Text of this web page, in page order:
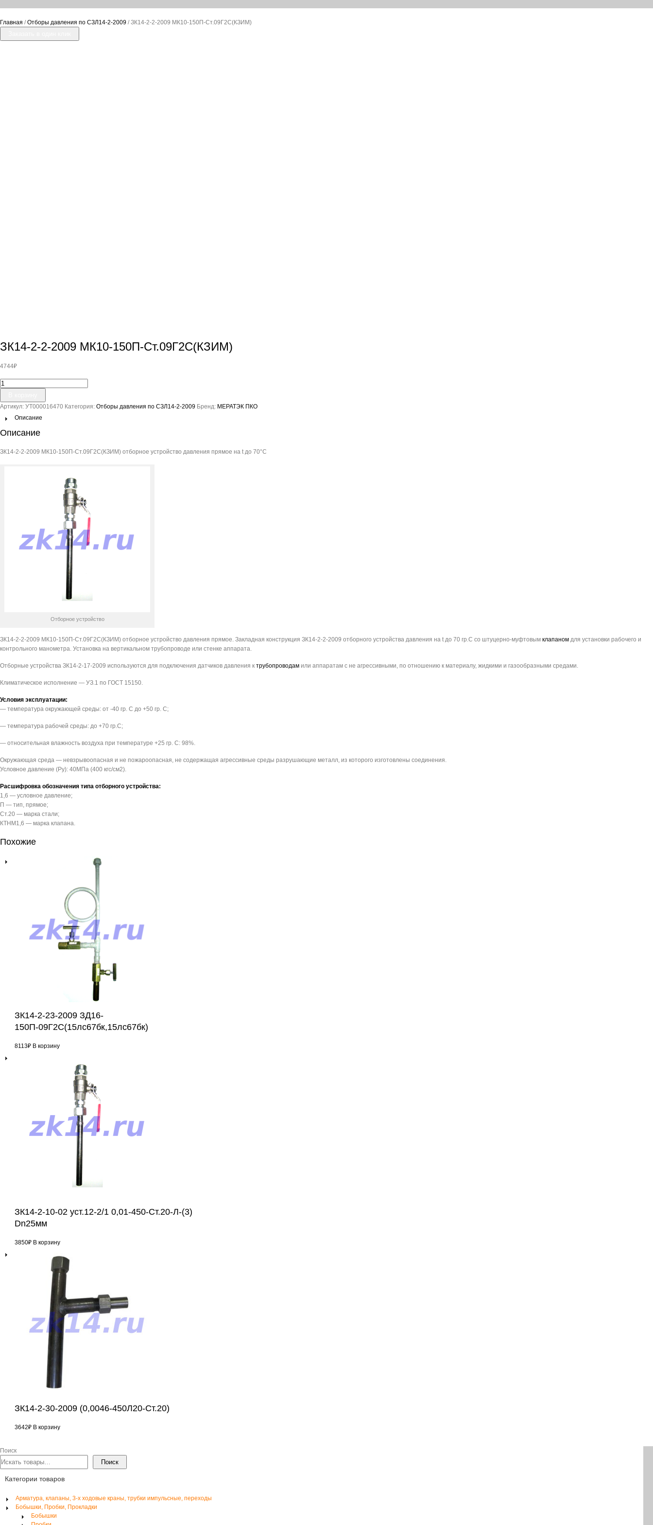
Главная /Отборы давления по СЗЛ14-2-2009 / ЗК14-2-2-2009 МК10-150П-Ст.09Г2С(КЗИМ)
ЗК14-2-2-2009 МК10-150П-Ст.09Г2С(КЗИМ)
4744₽
Количество
товара
ЗК14-
2-
МК10-
Ст.09Г2С(КЗИМ)
Артикул: УТ000016470 Категория: Отборы давления по СЗЛ14-2-2009 Бренд: МЕРАТЭК ПКО
Описание
Описание
ЗК14-2-2-2009 МК10-150П-Ст.09Г2С(КЗИМ) отборное устройство давления прямое на t до 70°С
Отборное устройство
ЗК14-2-2-2009 МК10-150П-Ст.09Г2С(КЗИМ) отборное устройство давления прямое. Закладная конструкция ЗК14-2-2-2009 отборного устройства давления на t до 70 гр.С со штуцерно-муфтовым клапаном для установки рабочего и
контрольного манометра. Установка на вертикальном трубопроводе или стенке аппарата.
Отборные устройства ЗК14-2-17-2009 используются для подключения датчиков давления к трубопроводам или аппаратам с не агрессивными, по отношению к материалу, жидкими и газообразными средами.
Климатическое исполнение — УЗ.1 по ГОСТ 15150.
Условия эксплуатации:
— температура окружающей среды: от -40 гр. С до +50 гр. С;
— температура рабочей среды: до +70 гр.С;
— относительная влажность воздуха при температуре +25 гр. С: 98%.
Окружающая среда — невзрывоопасная и не пожароопасная, не содержащая агрессивные среды разрушающие металл, из которого изготовлены соединения.
Условное давление (Pу): 40МПа (400 кгс/см2).
Расшифровка обозначения типа отборного устройства:
1,6 — условное давление;
П — тип, прямое;
Ст.20 — марка стали;
КТНМ1,6 — марка клапана.
Похожие
ЗК14-2-23-2009 ЗД16-
150П-09Г2С(15лс67бк,15лс67бк)
8113₽ В корзину
ЗК14-2-10-02 уст.12-2/1 0,01-450-Ст.20-Л-(3)
Dn25мм
3850₽ В корзину
ЗК14-2-30-2009 (0,0046-450Л20-Ст.20)
3642₽ В корзину
Поиск
Поиск
Категории товаров
Арматура, клапаны, 3-х ходовые краны, трубки импульсные, переходы
Бобышки, Пробки, Прокладки
Бобышки